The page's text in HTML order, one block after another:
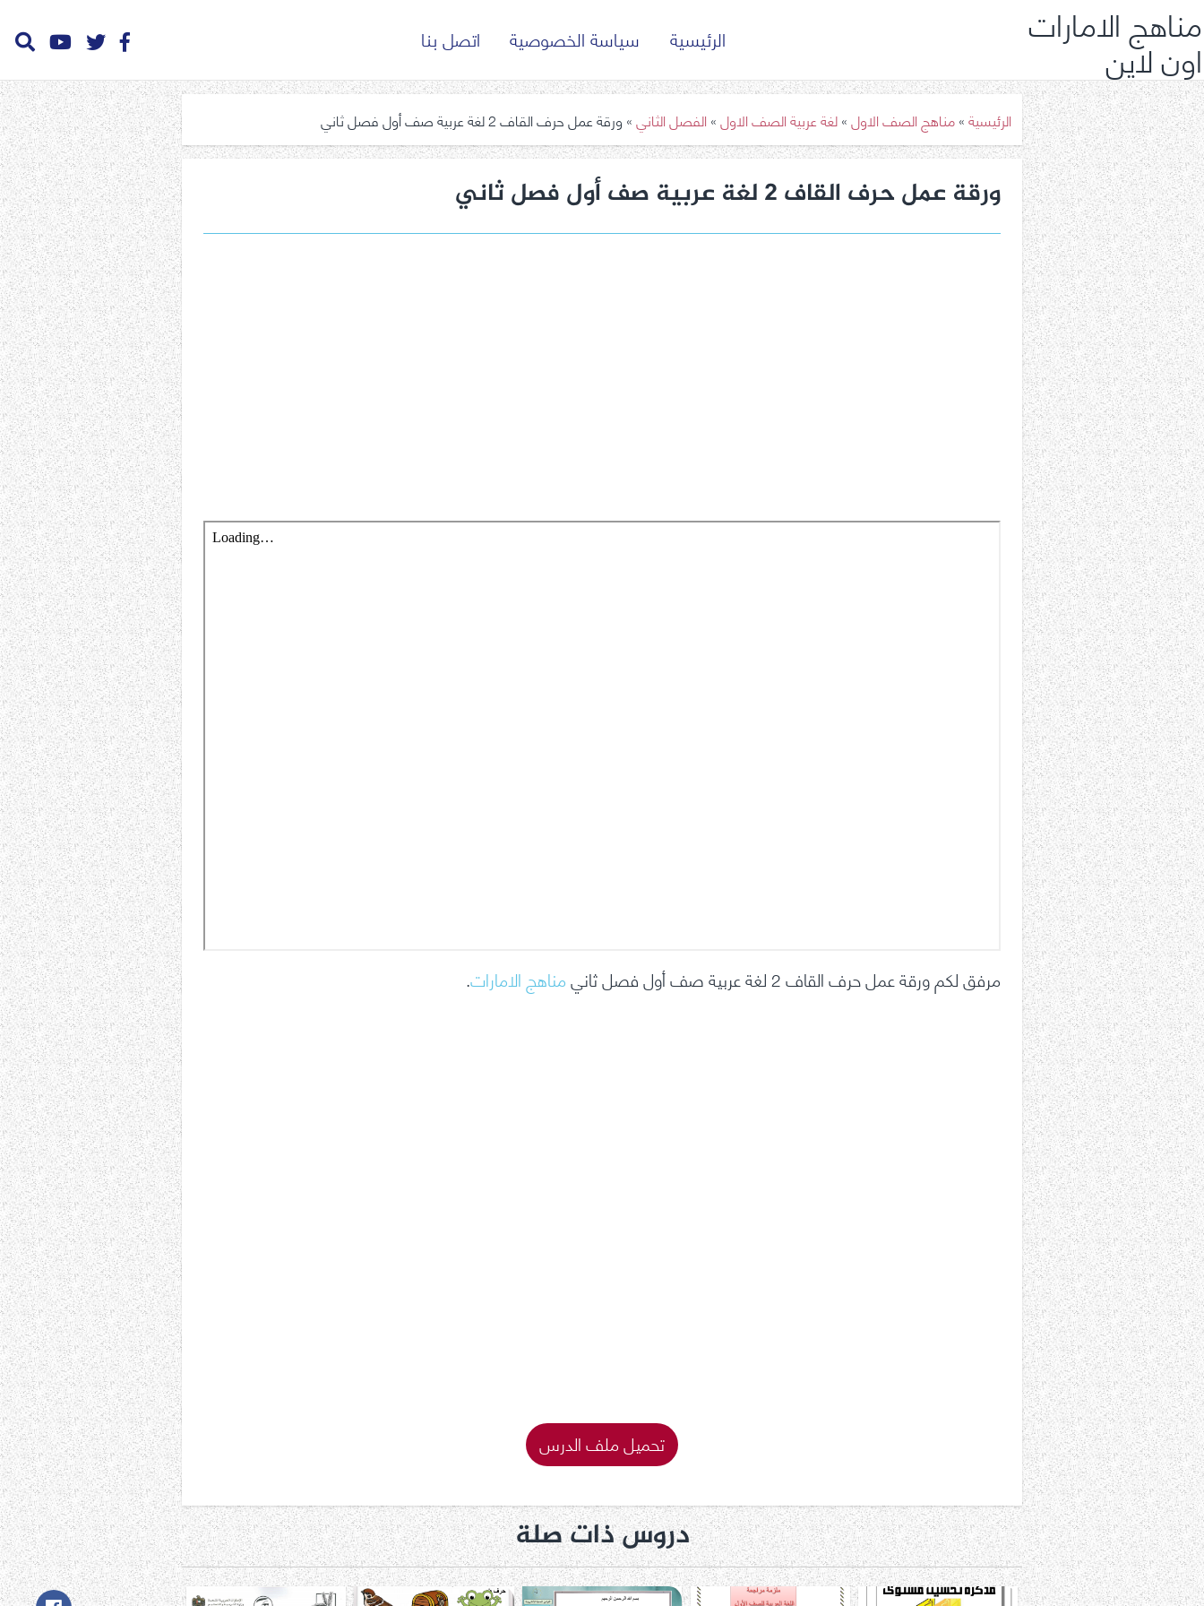
مناهج الامارات
اون لاين الرئيسية سياسة الخصوصية اتصل بنا
الرئيسية»مناهج الصف الاول»لغة عربية الصف الاول»الفصل الثاني»ورقة عمل حرف القاف 2 لغة عربية صف أول فصل ثاني
ورقة عمل حرف القاف 2 لغة عربية صف أول فصل ثاني
مرفق لكم ورقة عمل حرف القاف 2 لغة عربية صف أول فصل ثاني مناهج الامارات.
تحميل ملف الدرس
دروس ذات صلة